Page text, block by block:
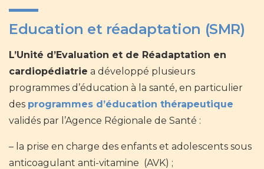
Education et réadaptation (SMR)
L’Unité d’Evaluation et de Réadaptation en
cardiopédiatrie a développé plusieurs
programmes d’éducation à la santé, en particulier
des programmes d’éducation thérapeutique
validés par l’Agence Régionale de Santé :
– la prise en charge des enfants et adolescents sous
anticoagulant anti-vitamine (AVK) ;